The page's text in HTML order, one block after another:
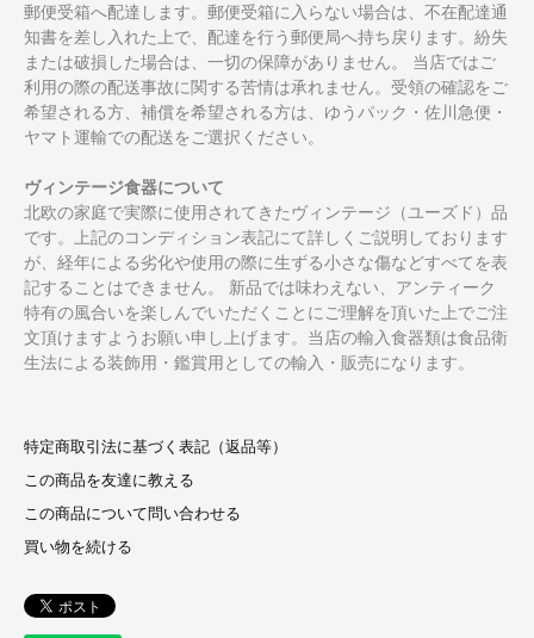
郵便受箱へ配達します。郵便受箱に入らない場合は、不在配達通
知書を差し入れた上で、配達を行う郵便局へ持ち戻ります。紛失
または破損した場合は、一切の保障がありません。 当店ではご
利用の際の配送事故に関する苦情は承れません。受領の確認をご
希望される方、補償を希望される方は、ゆうパック・佐川急便・
ヤマト運輸での配送をご選択ください。
ヴィンテージ食器について
北欧の家庭で実際に使用されてきたヴィンテージ（ユーズド）品
です。上記のコンディション表記にて詳しくご説明しております
が、経年による劣化や使用の際に生ずる小さな傷などすべてを表
記することはできません。 新品では味わえない、アンティーク
特有の風合いを楽しんでいただくことにご理解を頂いた上でご注
文頂けますようお願い申し上げます。当店の輸入食器類は食品衛
生法による装飾用・鑑賞用としての輸入・販売になります。
特定商取引法に基づく表記（返品等）
この商品を友達に教える
この商品について問い合わせる
買い物を続ける